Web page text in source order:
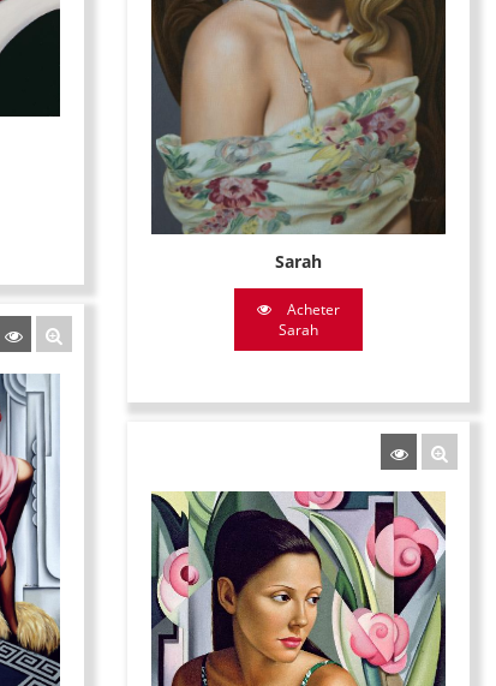
Sarah
Acheter
Sarah